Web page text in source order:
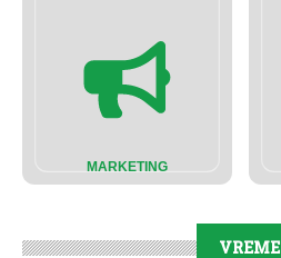
MARKETING
VREME